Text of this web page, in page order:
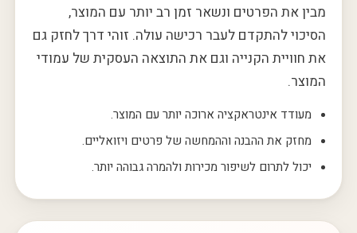
מבין את הפרטים ונשאר זמן רב יותר עם המוצר,
הסיכוי להתקדם לעבר רכישה עולה. זוהי דרך לחזק גם
את חוויית הקנייה וגם את התוצאה העסקית של עמודי
המוצר.
מעודד אינטראקציה ארוכה יותר עם המוצר.
מחזק את ההבנה וההמחשה של פרטים ויזואליים.
יכול לתרום לשיפור מכירות ולהמרה גבוהה יותר.